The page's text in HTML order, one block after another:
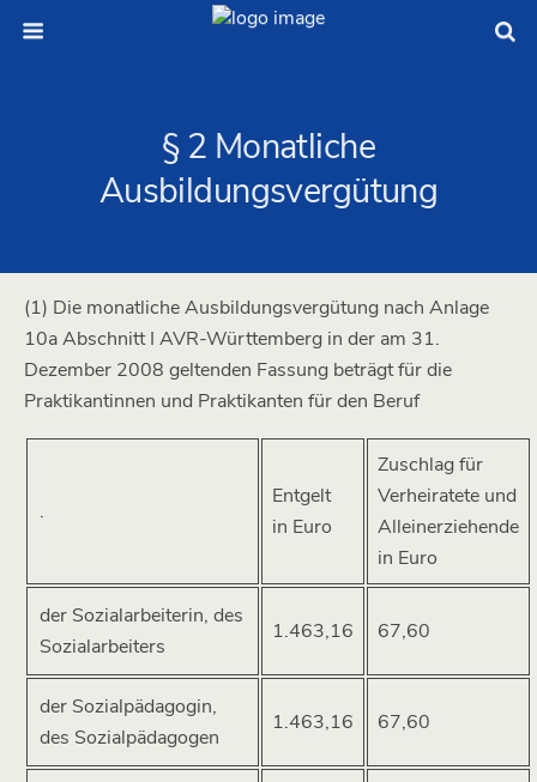
§ 2 Monatliche
Ausbildungsvergütung
(1) Die monatliche Ausbildungsvergütung nach Anlage
10a Abschnitt I AVR-Württemberg in der am 31.
Dezember 2008 geltenden Fassung beträgt für die
Praktikantinnen und Praktikanten für den Beruf
.
Entgelt
in Euro
Zuschlag für
Verheiratete und
Alleinerziehende
in Euro
der Sozialarbeiterin, des
Sozialarbeiters
1.463,16 67,60
der Sozialpädagogin,
des Sozialpädagogen
1.463,16 67,60